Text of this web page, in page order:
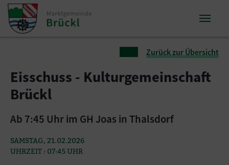
Zum Inhalt springen
Zum Seitenende springen
Zurück zur Übersicht
Eisschuss - Kulturgemeinschaft
Brückl
Ab 7:45 Uhr im GH Joas in Thalsdorf
SAMSTAG, 21.02.2026
UHRZEIT : 07:45 UHR